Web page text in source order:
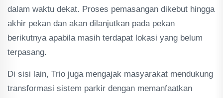
dalam waktu dekat. Proses pemasangan dikebut hingga
akhir pekan dan akan dilanjutkan pada pekan
berikutnya apabila masih terdapat lokasi yang belum
terpasang.
Di sisi lain, Trio juga mengajak masyarakat mendukung
transformasi sistem parkir dengan memanfaatkan